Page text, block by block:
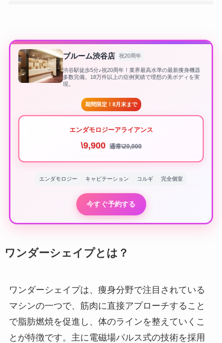
ブルーム渋谷店 祝20周年
渋谷駅徒歩5分♪祝20周年！業界最高水準の最新痩身機器
多数完備。18万件以上の症例実績で理想の美ボディを実
現。
期間限定！8月末まで
エンダモロジーアライアンス
\9,900 通常\20,000
エンダモロジー キャビテーション コルギ 完全個室
今すぐ予約する
ワンダーシェイプとは？
ワンダーシェイプは、痩身分野で注目されている
マシンの一つで、筋肉に直接アプローチすること
で脂肪燃焼を促進し、体のラインを整えていくこ
とが特徴です。主に電磁場パルス式の技術を採用